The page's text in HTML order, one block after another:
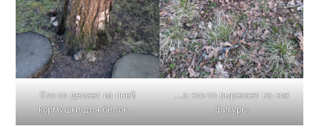
Кто-то делает из пней
кормушки для белок…
…а кто-то вырезает на них
фигуры